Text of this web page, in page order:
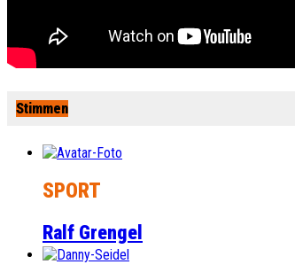
Stimmen
SPORT
Ralf Grengel